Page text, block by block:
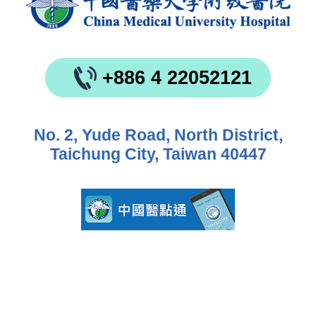
+886 4 22052121
No. 2, Yude Road, North District,
Taichung City, Taiwan 40447